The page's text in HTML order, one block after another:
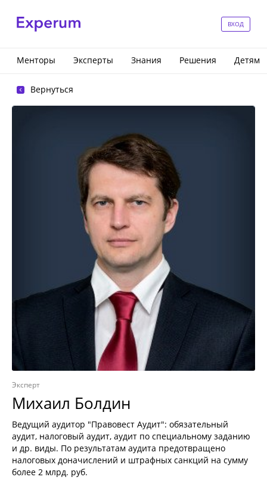
ВХОД
Менторы Эксперты Знания Решения Детям
Вернуться
Эксперт
Михаил Болдин
Ведущий аудитор "Правовест Аудит": обязательный
аудит, налоговый аудит, аудит по специальному заданию
и др. виды. По результатам аудита предотвращено
налоговых доначислений и штрафных санкций на сумму
более 2 млрд. руб.